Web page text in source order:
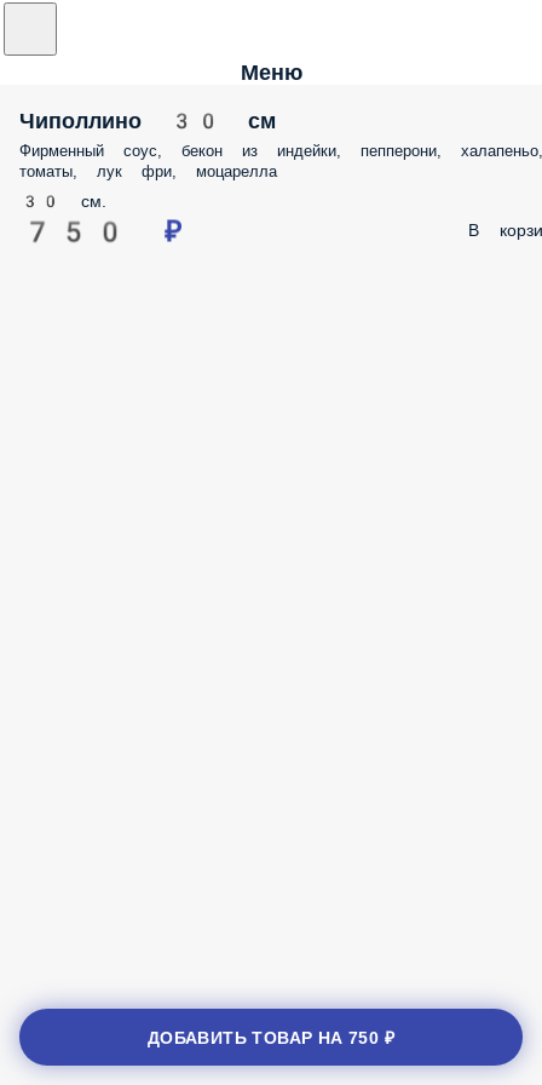
Меню
Чиполлино 30 см
Фирменный соус, бекон из индейки, пепперони, халапеньо,
томаты, лук фри, моцарелла
30 см.
750 ₽ В
ДОБАВИТЬ ТОВАР НА750 ₽